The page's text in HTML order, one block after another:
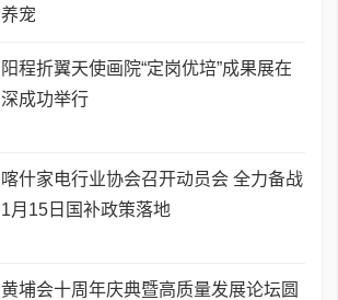
养宠
阳程折翼天使画院“定岗优培”成果展在
深成功举行
喀什家电行业协会召开动员会 全力备战
1月15日国补政策落地
黄埔会十周年庆典暨高质量发展论坛圆